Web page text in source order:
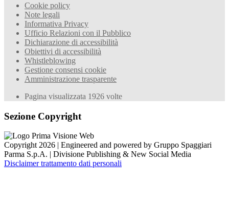
Cookie policy
Note legali
Informativa Privacy
Ufficio Relazioni con il Pubblico
Dichiarazione di accessibilità
Obiettivi di accessibilità
Whistleblowing
Gestione consensi cookie
Amministrazione trasparente
Pagina visualizzata 1926 volte
Sezione Copyright
Copyright 2026 | Engineered and powered by Gruppo Spaggiari
Parma S.p.A. | Divisione Publishing & New Social Media
Disclaimer trattamento dati personali